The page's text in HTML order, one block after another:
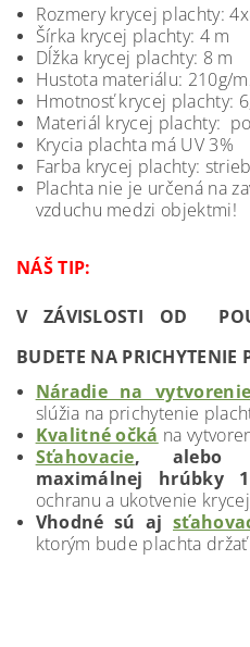
Rozmery krycej plachty:
Šírka krycej plachty: 4 m
Dĺžka krycej plachty: 8 m
Hustota materiálu: 210g/
Hmotnosť krycej plachty:
Materiál krycej plachty:
Krycia plachta má UV 3%
Farba krycej plachty:
Plachta nie je určená na
vzduchu medzi objektmi!
NÁŠ TIP:
V ZÁVISLOSTI OD
BUDETE NA PRICHYTENIE
Náradie na
slúžia na prichytenie
Kvalitné očká na
Sťahovacie, alebo
maximálnej hrúbky
ochranu a ukotvenie
Vhodné sú aj
ktorým bude plachta